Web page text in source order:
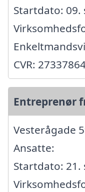
Startdato: 09.
CVR:
Entreprenør
Vesterågade
Ansatte:
Startdato: 21.